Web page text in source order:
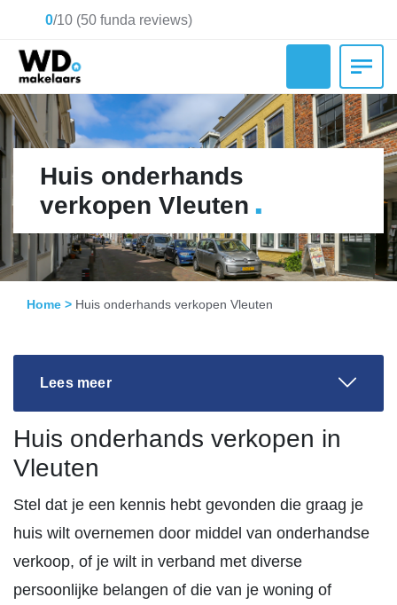
0/10 (50 funda reviews)
Huis onderhands
verkopen Vleuten .
Home > Huis onderhands verkopen Vleuten
Lees meer
Huis onderhands verkopen in
Vleuten
Stel dat je een kennis hebt gevonden die graag je
huis wilt overnemen door middel van onderhandse
verkoop, of je wilt in verband met diverse
persoonlijke belangen of die van je woning of